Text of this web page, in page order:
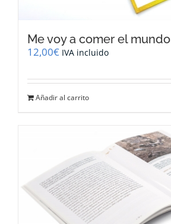
Me voy a comer el mundo
12,00€ IVA incluido
Añadir al carrito